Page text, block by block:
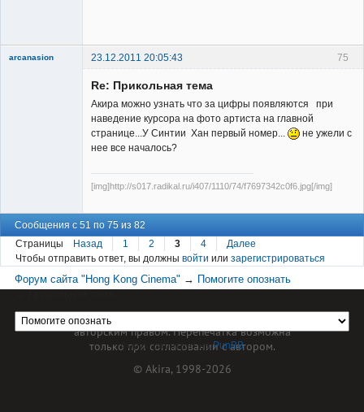
75
arcanasion 23.12.2011 20:05:43
Re: Прикольная тема
Акира можно узнать что за цифры появляются при
наведение курсора на фото артиста на главной
странице...У Синтии Хан первый номер...
не ужели с
нее все началось?
[img]http://s017.radikal.ru/i407/1110/74/f7697342c0f6.jpg[/img]
Сообщения с 51 по 75 из 82
Страницы
Назад 1 2 3 4
Далее
Чтобы отправить ответ, вы должны войти или зарегистрироваться
Форум сайта "Hong Kong Cinema" → Помогите опознать
Форум работает наPunBB
Материал сайта hkcinema.ru защищен
авторским правом. Перепечатка возможна
только при согласовании с автором.
© Akira, 1998-2026